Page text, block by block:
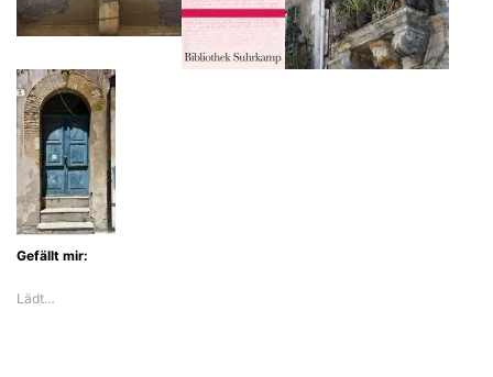
Gefällt mir:
Lädt…